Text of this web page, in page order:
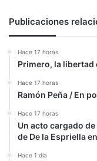
Publicaciones
Hace 17 horas
Primero, la libertad
Hace 17 horas
Ramón Peña / En
Hace 17 horas
Un acto cargado
de De la Espriella
Hace 1 día